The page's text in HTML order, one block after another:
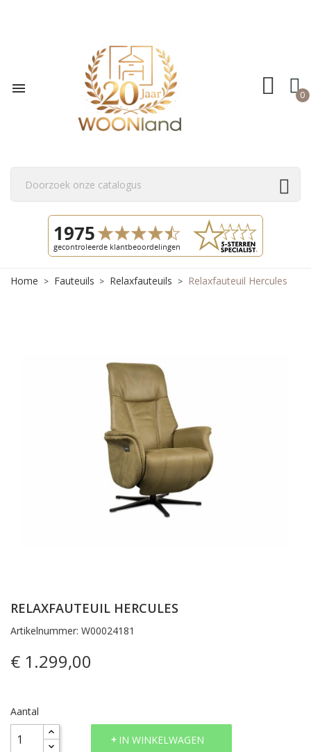
 0
Home Fauteuils Relaxfauteuils Relaxfauteuil Hercules
RELAXFAUTEUIL HERCULES
Artikelnummer: W00024181
€ 1.299,00
Aantal
IN WINKELWAGEN